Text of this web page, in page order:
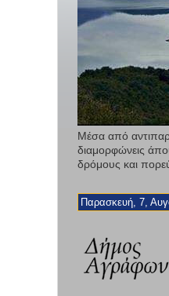
Μέσα από
διαμορφώνεις
δρόμους και
Παρασκευή, 7,